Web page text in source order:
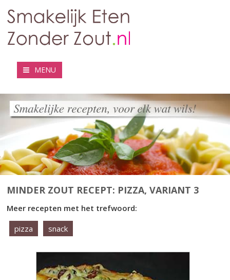
MENU
MINDER ZOUT RECEPT: PIZZA, VARIANT 3
Meer recepten met het trefwoord:
pizza
snack